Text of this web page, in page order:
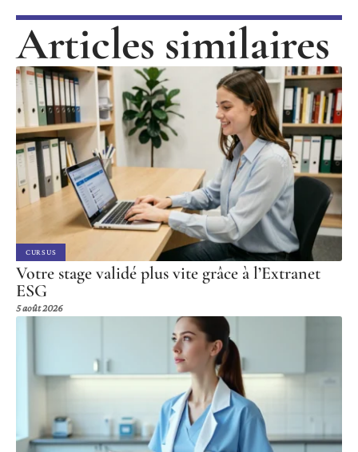
Articles similaires
CURSUS
Votre stage validé plus vite grâce à l’Extranet
ESG
5 août 2026